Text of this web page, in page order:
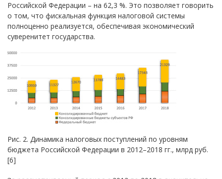
Российской Федерации – на 62,3 %. Это позволяет говорить
о том, что фискальная функция налоговой системы
полноценно реализуется, обеспечивая экономический
суверенитет государства.
Рис. 2. Динамика налоговых поступлений по уровням
бюджета Российской Федерации в 2012–2018 гг., млрд руб.
[6]